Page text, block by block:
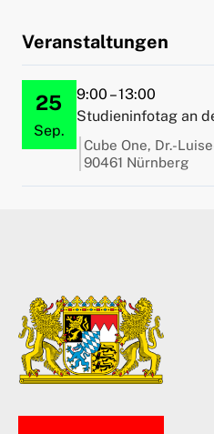
Veranstaltungen
25
Sep.
9:00 – 13:00
Studieninfotag an
Cube One, Dr.-
90461 Nürnberg